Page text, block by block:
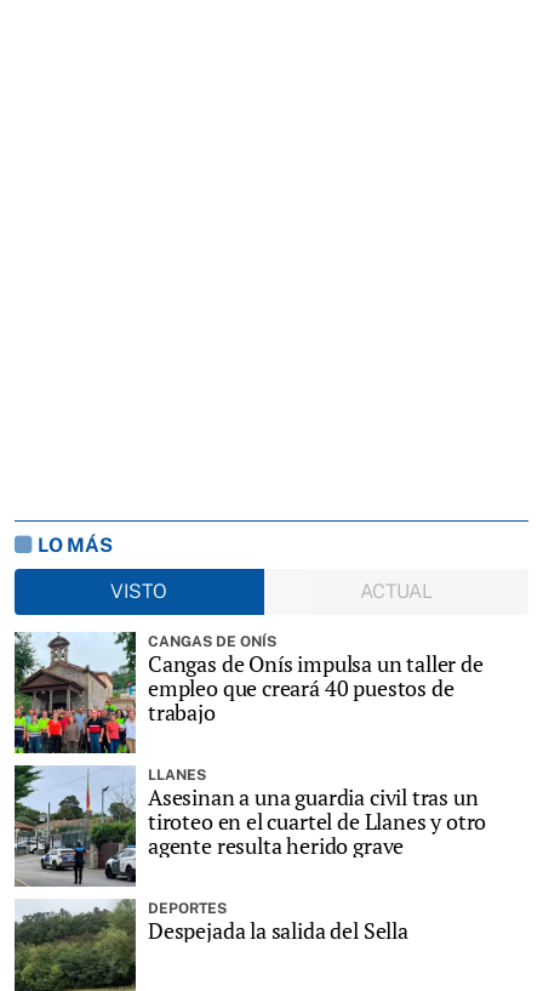
LO MÁS
VISTO
ACTUAL
CANGAS DE ONÍS
Cangas de Onís impulsa un taller de
empleo que creará 40 puestos de
trabajo
LLANES
Asesinan a una guardia civil tras un
tiroteo en el cuartel de Llanes y otro
agente resulta herido grave
DEPORTES
Despejada la salida del Sella